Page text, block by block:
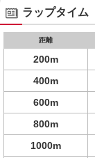
ラップタイム
距離
200m
400m
600m
800m
1000m